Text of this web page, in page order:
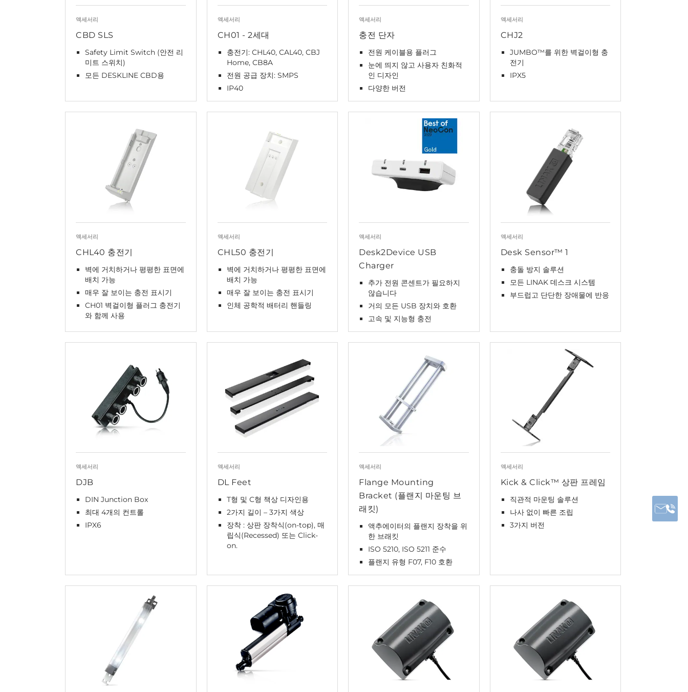
액세서리
CBD SLS
Safety Limit Switch (안전 리
미트 스위치)
모든 DESKLINE CBD용
액세서리
CH01 - 2세대
충전기: CHL40, CAL40, CBJ
Home, CB8A
전원 공급 장치: SMPS
IP40
액세서리
충전 단자
전원 케이블용 플러그
눈에 띄지 않고 사용자 친화적
인 디자인
다양한 버전
액세서리
CHJ2
JUMBO™를 위한 벽걸이형 충
전기
IPX5
액세서리
CHL40 충전기
벽에 거치하거나 평평한 표면에
배치 가능
매우 잘 보이는 충전 표시기
CH01 벽걸이형 플러그 충전기
와 함께 사용
액세서리
CHL50 충전기
벽에 거치하거나 평평한 표면에
배치 가능
매우 잘 보이는 충전 표시기
인체 공학적 배터리 핸들링
액세서리
Desk2Device USB
Charger
추가 전원 콘센트가 필요하지
않습니다
거의 모든 USB 장치와 호환
고속 및 지능형 충전
액세서리
Desk Sensor™ 1
충돌 방지 솔루션
모든 LINAK 데스크 시스템
부드럽고 단단한 장애물에 반응
액세서리
DJB
DIN Junction Box
최대 4개의 컨트롤
IPX6
액세서리
DL Feet
T형 및 C형 책상 디자인용
2가지 길이 – 3가지 색상
장착 : 상판 장착식(on-top), 매
립식(Recessed) 또는 Click-
on.
액세서리
Flange Mounting
Bracket (플랜지 마운팅 브
래킷)
액추에이터의 플랜지 장착을 위
한 브래킷
ISO 5210, ISO 5211 준수
플랜지 유형 F07, F10 호환
액세서리
Kick & Click™ 상판 프레임
직관적 마운팅 솔루션
나사 없이 빠른 조립
3가지 버전